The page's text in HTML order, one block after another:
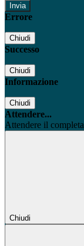
Errore
Chiudi
Successo
Chiudi
Informazione
Chiudi
Attendere...
Attendere il
Chiudi